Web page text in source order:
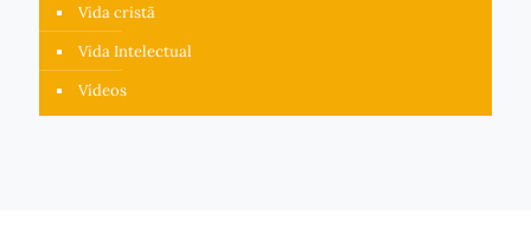
Vida cristã
Vida Intelectual
Vídeos